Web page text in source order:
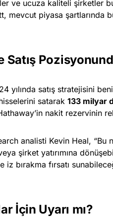
ve ucuza kaliteli şirketler
mevcut piyasa şartlarında
Satış
yılında satış stratejisini
satarak 133 milyar
nakit rezervinin
analisti Kevin Heal,
şirket yatırımına
iz bırakma fırsatı
İçin Uyarı mı?